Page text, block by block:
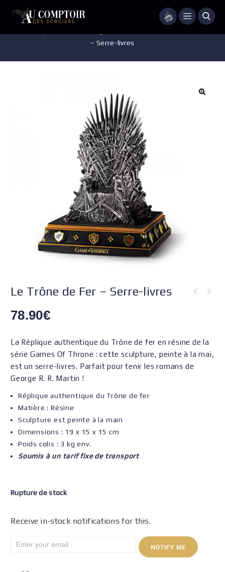
Menu
– Serre-livres
Le Trône de Fer – Serre-livres
78.90€
La Réplique authentique du Trône de fer en résine de la
série Games Of Throne : cette sculpture, peinte à la mai,
est un serre-livres. Parfait pour tenir les romans de
George R. R. Martin !
Réplique authentique du Trône de fer
Matière : Résine
Sculpture est peinte à la main
Dimensions : 19 x 15 x 15 cm
Poids colis : 3 kg env.
Soumis à un tarif fixe de transport
Rupture de stock
Receive in-stock notifications for this.
NOTIFY ME